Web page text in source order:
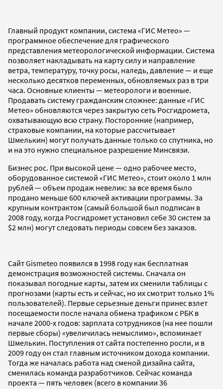
Главный продукт компании, система «ГИС Метео» —
программное обеспечение для графического
представления метеорологической информации. Система
позволяет накладывать на карту силу и направление
ветра, температуру, точку росы, наледь, давление — и еще
несколько десятков переменных, обновляемых раз в три
часа. Основные клиенты — метеорологи и военные.
Продавать систему гражданским сложнее: данные «ГИС
Метео» обновляются через закрытую сеть Росгидромета,
охватывающую всю страну. Посторонние (например,
страховые компании, на которые рассчитывает
Шмелькин) могут получать данные только со спутника, но
и на это нужно специальное разрешение Минсвязи.
Бизнес рос. При высокой цене — одно рабочее место,
оборудованное системой «ГИС Метео», стоит около 1 млн
рублей — объем продаж невелик: за все время было
продано меньше 600 ключей активации программы. За
крупным контрактом (самый большой был подписан в
2008 году, когда Росгидромет установил себе 30 систем за
$2 млн) могут следовать периоды совсем без заказов.
Сайт Gismeteo появился в 1998 году как бесплатная
демонстрация возможностей системы. Сначала он
показывал погодные карты, затем их сменили таблицы с
прогнозами (карты есть и сейчас, но их смотрит только 1%
пользователей). Первые серьезные деньги принес взлет
посещаемости после начала обмена трафиком с РБК в
начале 2000-х годов: зарплата сотрудников (на нее пошли
первые сборы) «увеличилась немыслимо», вспоминает
Шмелькин. Поступления от сайта постепенно росли, и в
2009 году он стал главным источником дохода компании.
Тогда же началась работа над сменой дизайна сайта,
сменилась команда разработчиков. Сейчас команда
проекта — пять человек (всего в компании 36